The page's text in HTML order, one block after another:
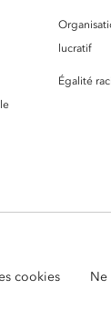
lucratif
Égalité
cookies Ne